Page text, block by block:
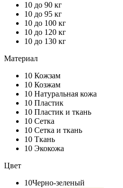
10 до 90 кг
10 до 95 кг
10 до 100 кг
10 до 120 кг
10 до 130 кг
Материал
10 Кожзам
10 Козжам
10 Натуральная кожа
10 Пластик
10 Пластик и ткань
10 Сетка
10 Сетка и ткань
10 Ткань
10 Экокожа
Цвет
10Черно-зеленый